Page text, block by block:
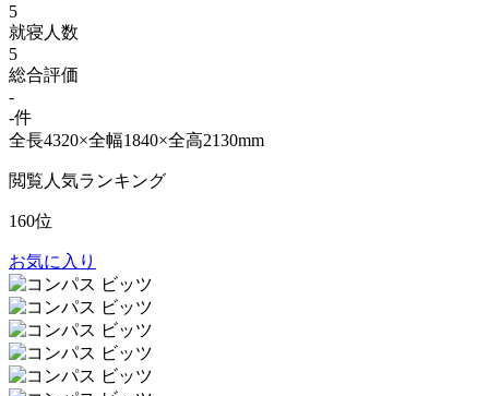
5
就寝人数
5
総合評価
-
-件
全長4320×全幅1840×全高2130mm
閲覧人気ランキング
160位
お気に入り